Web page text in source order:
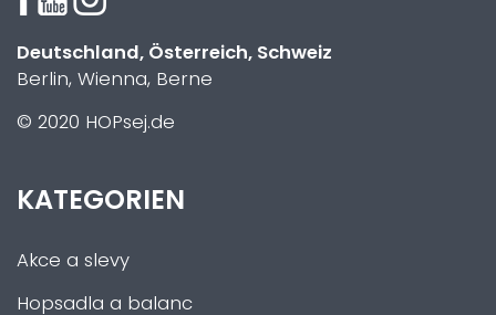
Deutschland, Österreich, Schweiz
Berlin, Wienna, Berne
© 2020 HOPsej.de
KATEGORIEN
Akce a slevy
Hopsadla a balanc